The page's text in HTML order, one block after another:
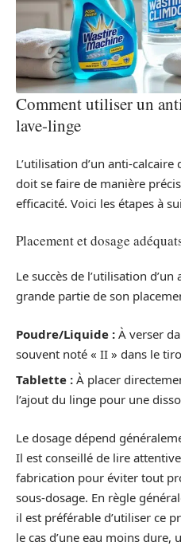
Comment utiliser un
lave-linge
L’utilisation d’un anti-
doit se faire de manière
efficacité. Voici les étapes à
Placement et dosage
Le succès de l’utilisation
grande partie de son
Poudre/Liquide : À verser
souvent noté « II » dans le
Tablette : À placer
l’ajout du linge pour une
Le dosage dépend
Il est conseillé de lire
fabrication pour éviter tout
sous-dosage. En règle
il est préférable d’utiliser ce
le cas d’une eau moins